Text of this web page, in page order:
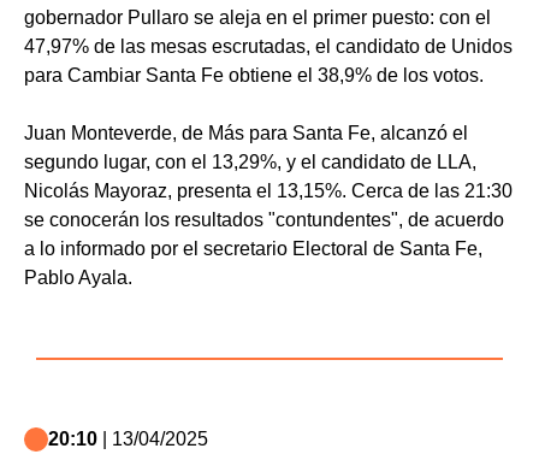
gobernador Pullaro se aleja en el primer puesto: con el
47,97% de las mesas escrutadas, el candidato de Unidos
para Cambiar Santa Fe obtiene el 38,9% de los votos.
Juan Monteverde, de Más para Santa Fe, alcanzó el
segundo lugar, con el 13,29%, y el candidato de LLA,
Nicolás Mayoraz, presenta el 13,15%. Cerca de las 21:30
se conocerán los resultados "contundentes", de acuerdo
a lo informado por el secretario Electoral de Santa Fe,
Pablo Ayala.
20:10 | 13/04/2025